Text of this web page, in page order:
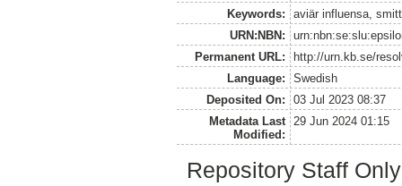
Keywords:
aviär influensa,
URN:NBN:
Permanent URL:
http://urn.kb.se/
Language:
Swedish
Deposited On:
03 Jul 2023 08:37
Metadata Last
Modified:
29 Jun 2024 01:15
Repository Staff